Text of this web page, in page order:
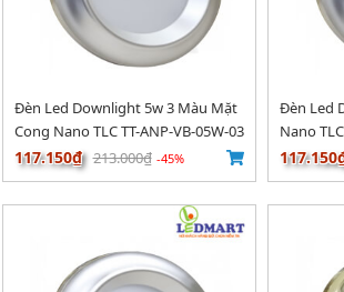
Đèn Led Downlight 5w 3 Màu Mặt
Cong Nano TLC TT-ANP-VB-05W-03
117.150₫ 213.000₫ -45%
Đèn Led
Nano